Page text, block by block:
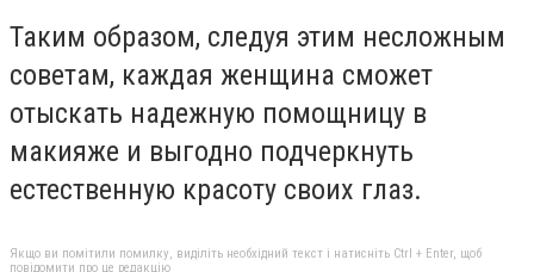
Таким образом, следуя этим несложным
советам, каждая женщина сможет
отыскать надежную помощницу в
макияже и выгодно подчеркнуть
естественную красоту своих глаз.
Якщо ви помітили помилку, виділіть необхідний текст і натисніть Ctrl + Enter, щоб
повідомити про це редакцію